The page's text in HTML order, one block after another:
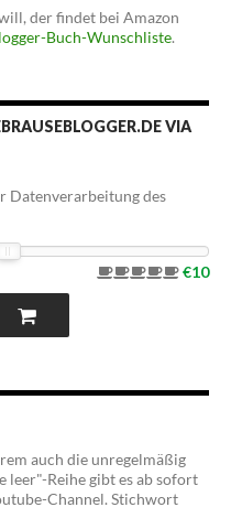
der findet bei Amazon
Buch-Wunschliste.
VIA
Datenverarbeitung des
€10
auch die unregelmäßig
leer"-Reihe gibt es ab sofort
Channel. Stichwort